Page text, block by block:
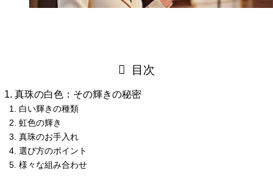
目次
真珠の白色：その輝きの秘密
白い輝きの種類
虹色の輝き
真珠のお手入れ
選び方のポイント
様々な組み合わせ